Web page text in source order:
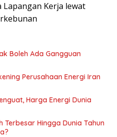
Lapangan Kerja lewat
Boleh Ada Gangguan
Perusahaan Energi Iran
Harga Energi Dunia
Terbesar Hingga Dunia Tahun